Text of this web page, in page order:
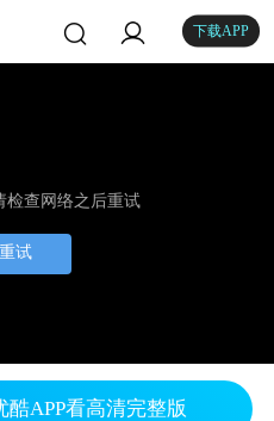
下载APP
检查网络之后重试
重试
APP看高清完整版